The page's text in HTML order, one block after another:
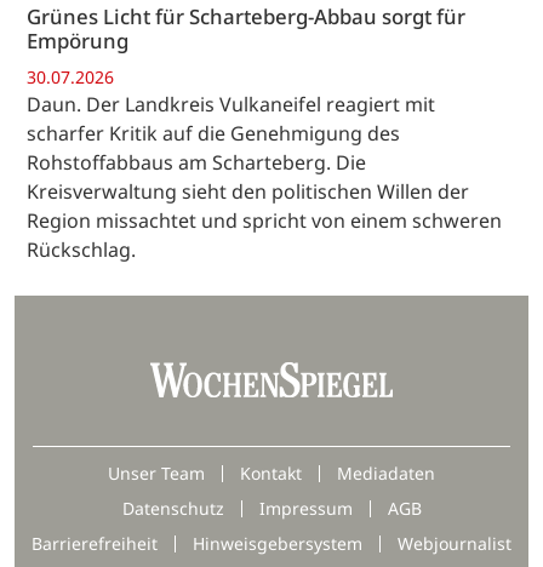
Grünes Licht für Scharteberg-Abbau sorgt für
Empörung
30.07.2026
Daun. Der Landkreis Vulkaneifel reagiert mit
scharfer Kritik auf die Genehmigung des
Rohstoffabbaus am Scharteberg. Die
Kreisverwaltung sieht den politischen Willen der
Region missachtet und spricht von einem schweren
Rückschlag.
Unser Team Kontakt
Mediadaten
Datenschutz
Impressum
AGB
Barrierefreiheit
Hinweisgebersystem Webjournalist